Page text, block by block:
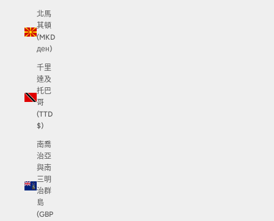
北馬
其頓
(MKD
ден)
千里
達及
托巴
哥
(TTD
$)
南喬
治亞
與南
三明
治群
島
(GBP